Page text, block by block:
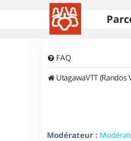
FAQ
UtagawaVTT (Randos
Modérateur :